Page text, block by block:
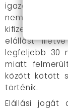
igazoló
nem
kifizetett
elállást
legfeljebb 30
miatt
között kötött
történik.
Elállási jogát